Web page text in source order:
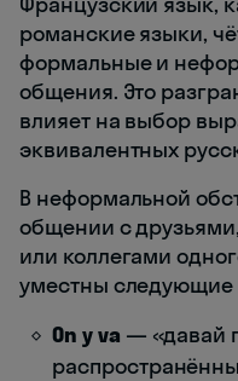
романские языки,
формальные и
общения. Это
влияет на выбор
эквивалентных
В неформальной
общении с
или коллегами
уместны
On y va — «давай